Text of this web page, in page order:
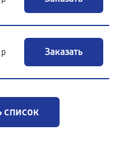
Заказать
список